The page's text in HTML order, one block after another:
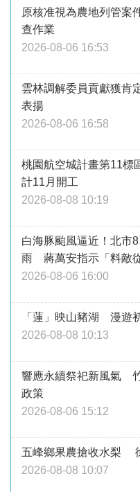
原核准視為農地列管
查作業
2026-08-06 16:53
雲林調解委員貢獻獲
表揚
2026-08-06 16:58
桃園航空城計畫第11
計11月開工
2026-08-08 10:19
白海豚颱風逼近！北市
雨 蔣萬安指示「料敵
2026-08-06 16:00
「蓮」映山豬湖 漫遊
2026-08-08 10:13
響應永續祭祀新風氣
政策
2026-08-06 15:12
五峰鄉果農搶收水梨
2026-08-08 10:07